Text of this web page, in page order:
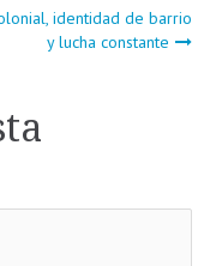
identidad de barrio
y lucha constante